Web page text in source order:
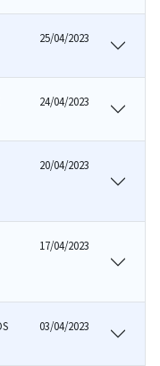
25/04/2023
24/04/2023
20/04/2023
17/04/2023
03/04/2023